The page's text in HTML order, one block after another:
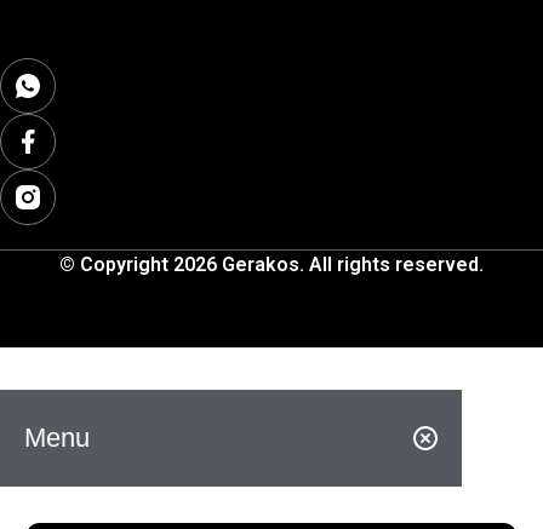
© Copyright 2026 Gerakos. All rights reserved.
Menu